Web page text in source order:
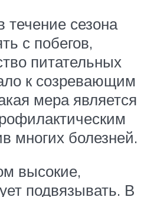
течение сезона
с побегов,
питательных
к созревающим
мера является
многих болезней.
высокие,
подвязывать. В